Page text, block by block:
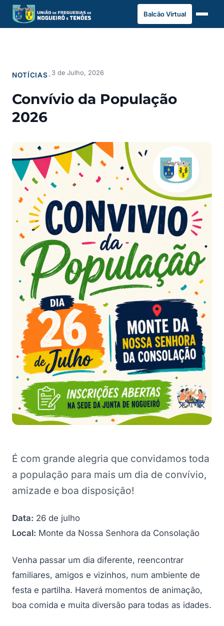
Saltar
para
o
Balcão Virtual
NOTÍCIAS• 3 de Julho, 2026
Convívio da População
2026
É com grande alegria que convidamos toda
a população para mais um dia de convívio,
amizade e boa disposição!
Data: 26 de julho
Local: Monte da Nossa Senhora da Consolação
Venha passar um dia diferente, reencontrar
familiares, amigos e vizinhos, num ambiente de
festa e partilha. Haverá momentos de animação,
boa comida e muita diversão para todas as idades.